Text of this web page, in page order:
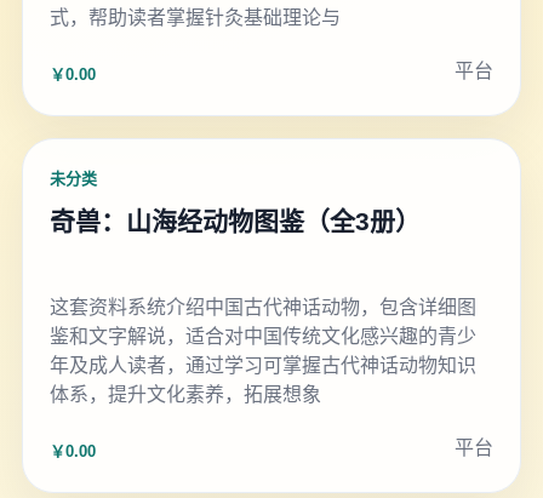
式，帮助读者掌握针灸基础理论与
￥0.00 平台
未分类
奇兽：山海经动物图鉴（全3册）
这套资料系统介绍中国古代神话动物，包含详细图
鉴和文字解说，适合对中国传统文化感兴趣的青少
年及成人读者，通过学习可掌握古代神话动物知识
体系，提升文化素养，拓展想象
￥0.00 平台